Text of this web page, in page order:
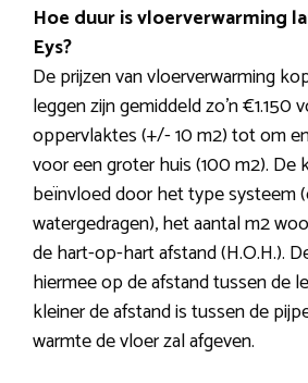
Hoe duur is vloerverwarming
Eys?
De prijzen van vloerverwarming
leggen zijn gemiddeld zo’n €1.150
oppervlaktes (+/- 10 m2) tot om
voor een groter huis (100 m2). De
beïnvloed door het type systeem
watergedragen), het aantal m2
de hart-op-hart afstand (H.O.H.).
hiermee op de afstand tussen de
kleiner de afstand is tussen de
warmte de vloer zal afgeven.